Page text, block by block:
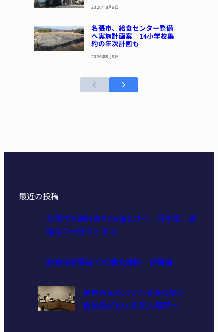
2026年8月6日
名張市、給食センター整備
へ実施計画案 14小学校集
約の年次計画も
2026年8月6日
最近の投稿
名張市水道料金47％値上げへ 答申案、審
議会で大筋まとまる
器物損壊容疑で83歳女逮捕 伊賀署
伊賀市長のパワハラ発言疑い
百条委が10人を証人尋問へ